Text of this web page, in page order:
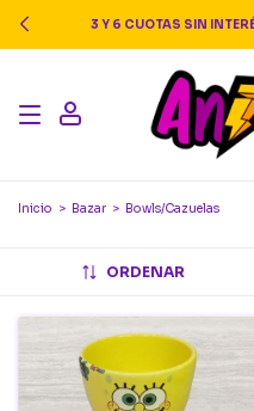
3 Y 6 CUOTAS SIN
Inicio > Bazar > Bowls/Cazuelas
ORDENAR